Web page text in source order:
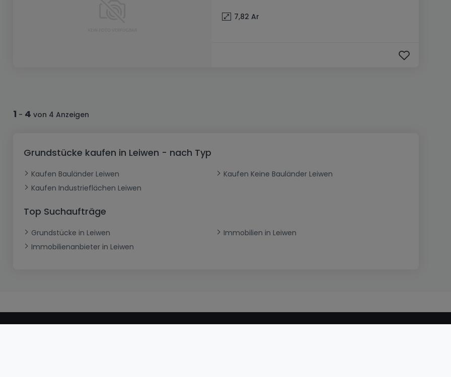
7,82 Ar
1 - 4 von 4 Anzeigen
Grundstücke kaufen in Leiwen - nach Typ
Kaufen Bauländer Leiwen
Kaufen Keine Bauländer Leiwen
Kaufen Industrieflächen Leiwen
Top Suchaufträge
Grundstücke in Leiwen
Immobilien in Leiwen
Immobilienanbieter in Leiwen